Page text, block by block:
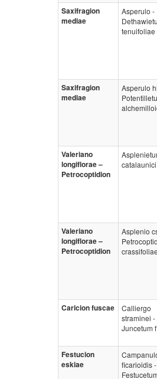
Saxifragion
mediae
Asperulo -
tenuifoliae
Saxifragion
mediae
Asperulo
Valeriano
longiflorae –
Petrocoptidion
catalaunici
Valeriano
longiflorae –
Petrocoptidion
Asplenio
Caricion fuscae
Calliergo
straminei -
Juncetum
Festucion
eskiae
ficarioidis -